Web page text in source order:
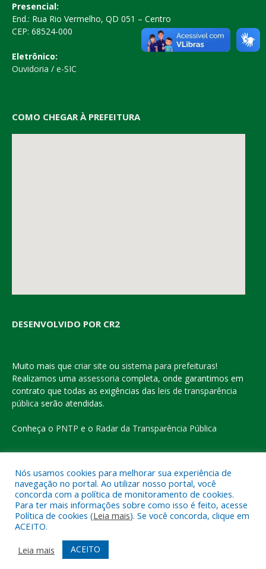
Presencial:
End.: Rua Rio Vermelho, QD 051 – Centro
CEP: 68524-000
Eletrônico:
Ouvidoria / e-SIC
COMO CHEGAR À PREFEITURA
DESENVOLVIDO POR CR2
Muito mais que criar site ou sistema para prefeituras!
Realizamos uma assessoria completa, onde garantimos em
contrato que todas as exigências das leis de transparência
pública serão atendidas.
Conheça o PNTP e o Radar da Transparência Pública
Todos os direitos reservados a Prefeitura Municipal de Eldorado
do Carajás
Mapa do Site
Acessar o Webmail
Nós usamos cookies para melhorar sua experiência de
navegação no portal. Ao utilizar nosso portal, você
concorda com a política de monitoramento de cookies.
Para ter mais informações sobre como isso é feito, acesse
Política de cookies (Leia mais). Se você concorda, clique em
ACEITO.
Leia mais
ACEITO